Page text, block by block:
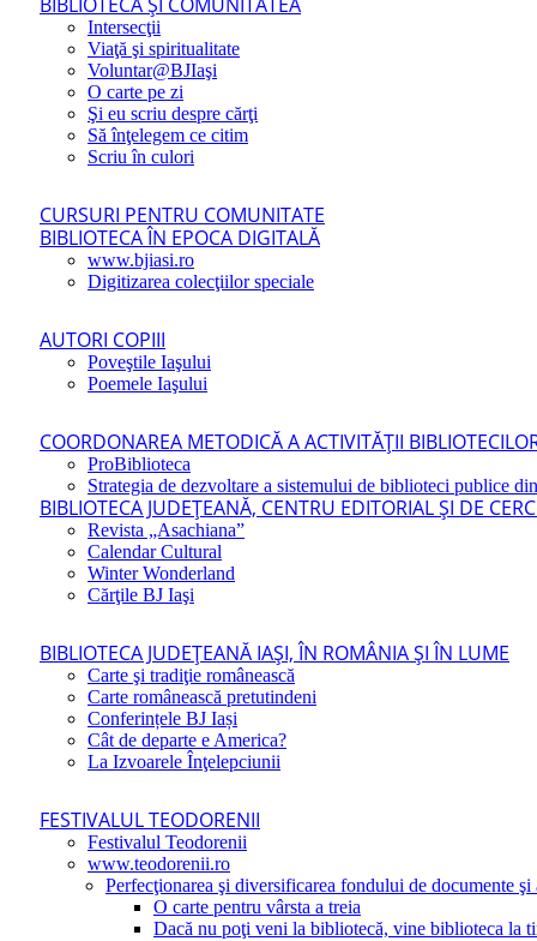
Intersecţii
Viaţă şi spiritualitate
Voluntar@BJIaşi
O carte pe zi
Şi eu scriu despre cărţi
Să înţelegem ce citim
Scriu în culori
CURSURI PENTRU COMUNITATE
BIBLIOTECA ÎN EPOCA DIGITALĂ
www.bjiasi.ro
Digitizarea colecţiilor speciale
AUTORI COPIII
Poveştile Iaşului
Poemele Iaşului
COORDONAREA METODICĂ A ACTIVITĂŢII
ProBiblioteca
Strategia de dezvoltare a sistemului de biblioteci publice
BIBLIOTECA JUDEŢEANĂ, CENTRU EDITORIAL ŞI DE
Revista „Asachiana”
Calendar Cultural
Winter Wonderland
Cărţile BJ Iaşi
BIBLIOTECA JUDEŢEANĂ IAŞI, ÎN ROMÂNIA ŞI ÎN LUME
Carte şi tradiţie românească
Carte românească pretutindeni
Conferințele BJ Iași
Cât de departe e America?
La Izvoarele Înţelepciunii
FESTIVALUL TEODORENII
Festivalul Teodorenii
www.teodorenii.ro
Perfecţionarea şi diversificarea fondului de documente
O carte pentru vârsta a treia
Dacă nu poţi veni la bibliotecă, vine biblioteca la